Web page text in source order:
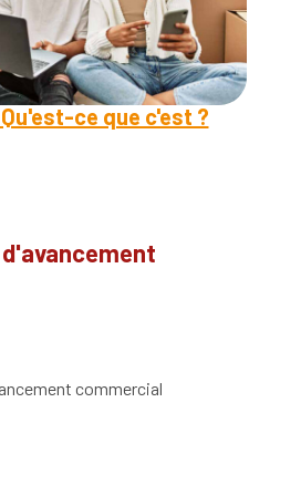
Qu'est-ce que c'est ?
commercial